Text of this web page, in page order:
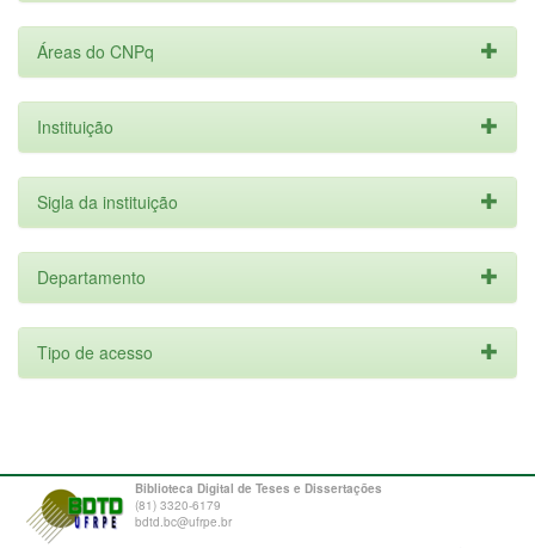
Áreas do CNPq
Instituição
Sigla da instituição
Departamento
Tipo de acesso
Biblioteca Digital de Teses e Dissertações
(81) 3320-6179
bdtd.bc@ufrpe.br